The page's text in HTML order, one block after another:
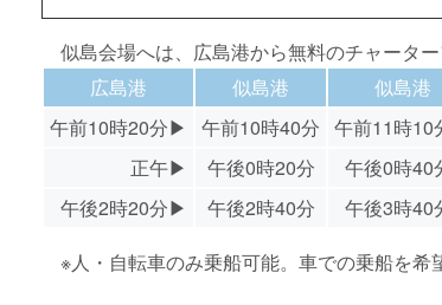
似島会場へは、広島港から無料のチャータ
広島港
似島港 似島港
午前10時20分▶
午前10時40分 午前11時
正午▶
午後0時20分 午後0時
午後2時20分▶
午後2時40分 午後3時
※人・自転車のみ乗船可能。車での乗船を希